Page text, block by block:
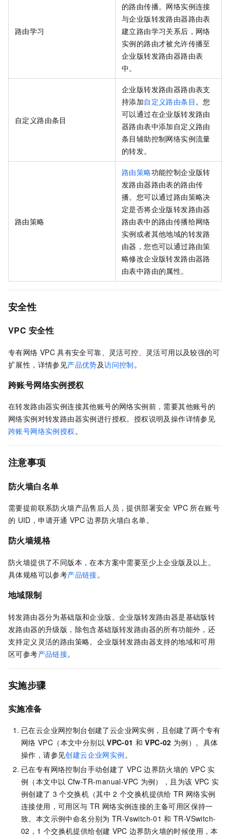
路由学习
的路由传播。网络实例连接
与企业版转发路由器路由表
建立路由学习关系后，网络
实例的路由才被允许传播至
企业版转发路由器路由表
中。
自定义路由条目
企业版转发路由器路由表支
持添加自定义路由条目 。您
可以通过在企业版转发路由
器路由表中添加自定义路由
条目辅助控制网络实例流量
的转发。
路由策略
路由策略功能控制企业版转
发路由器路由表的路由传
播。您可以通过路由策略决
定是否将企业版转发路由器
路由表中的路由传播给网络
实例或者其他地域的转发路
由器，您也可以通过路由策
略修改企业版转发路由器路
由表中路由的属性。
安全性
VPC 安全性
专有网络 VPC 具有安全可靠、灵活可控、灵活可用以及较强的可
扩展性，详情参见产品优势及访问控制 。
跨账号网络实例授权
在转发路由器实例连接其他账号的网络实例前，需要其他账号的
网络实例对转发路由器实例进行授权。授权说明及操作详情参见
跨账号网络实例授权。
注意事项
防火墙白名单
需要提前联系防火墙产品售后人员，提供部署安全 VPC 所在账号
的 UID，申请开通 VPC 边界防火墙白名单。
防火墙规格
防火墙提供了不同版本，在本方案中需要至少上企业版及以上。
具体规格可以参考产品链接。
地域限制
转发路由器分为基础版和企业版。企业版转发路由器是基础版转
发路由器的升级版，除包含基础版转发路由器的所有功能外，还
支持定义灵活的路由策略。企业版转发路由器支持的地域和可用
区可参考产品链接。
实施步骤
实施准备
已在云企业网控制台创建了云企业网实例，且创建了两个专有
网络 VPC（本文中分别以 VPC-01 和 VPC-02 为例）。具体
操作，请参见创建云企业网实例。
已在专有网络控制台手动创建了 VPC 边界防火墙的 VPC 实
例（本文中以 Cfw-TR-manual-VPC 为例），且为该 VPC 实
例创建了 3 个交换机（其中 2 个交换机提供给 TR 网络实例
连接使用，可用区与 TR 网络实例连接的主备可用区保持一
致。本文示例中命名分别为 TR-Vswitch-01 和 TR-VSwitch-
02，1 个交换机提供给创建 VPC 边界防火墙的时候使用，本